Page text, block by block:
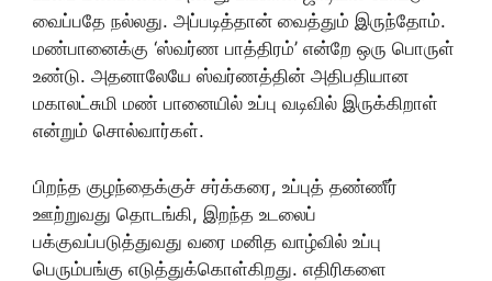
வைப்பதே நல்லது. அப்படித்தான் வைத்தும் இருந்தோம்.
மண்பானைக்கு ‘ஸ்வர்ண பாத்திரம்’ என்றே ஒரு பொருள்
உண்டு. அதனாலேயே ஸ்வர்ணத்தின் அதிபதியான
மகாலட்சுமி மண் பானையில் உப்பு வடிவில் இருக்கிறாள்
என்றும் சொல்வார்கள்.
பிறந்த குழந்தைக்குச் சர்க்கரை, உப்புத் தண்ணீர்
ஊற்றுவது தொடங்கி, இறந்த உடலைப்
பக்குவப்படுத்துவது வரை மனித வாழ்வில் உப்பு
பெரும்பங்கு எடுத்துக்கொள்கிறது. எதிரிகளை